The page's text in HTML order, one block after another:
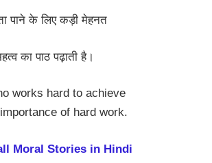
पाने के लिए कड़ी मेहनत
का पाठ पढ़ाती है।
works hard to achieve
of hard work.
Moral Stories in Hindi